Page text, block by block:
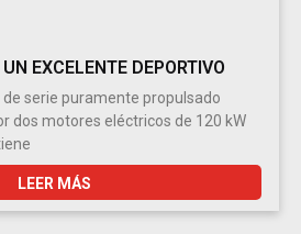
EXCELENTE DEPORTIVO
de serie puramente propulsado
dos motores eléctricos de 120 kW
LEER MÁS